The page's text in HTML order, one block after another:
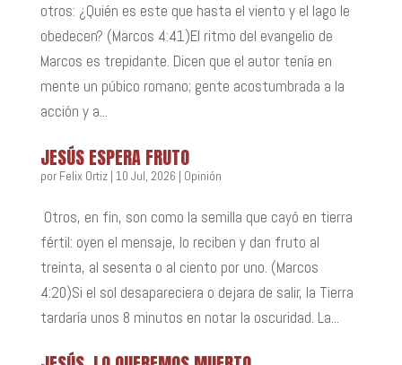
otros: ¿Quién es este que hasta el viento y el lago le
obedecen? (Marcos 4:41)El ritmo del evangelio de
Marcos es trepidante. Dicen que el autor tenía en
mente un púbico romano; gente acostumbrada a la
acción y a...
JESÚS ESPERA FRUTO
por Felix Ortiz| 10 Jul, 2026 | Opinión
Otros, en fin, son como la semilla que cayó en tierra
fértil: oyen el mensaje, lo reciben y dan fruto al
treinta, al sesenta o al ciento por uno. (Marcos
4:20)Si el sol desapareciera o dejara de salir, la Tierra
tardaría unos 8 minutos en notar la oscuridad. La...